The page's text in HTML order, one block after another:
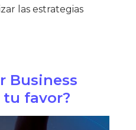
las estrategias
Business
favor?